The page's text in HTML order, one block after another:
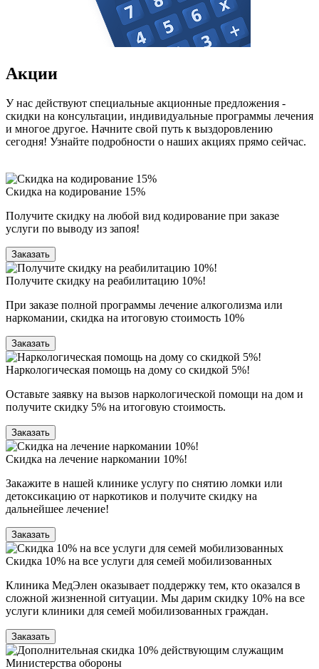
Акции
У нас действуют специальные акционные предложения -
скидки на консультации, индивидуальные программы лечения
и многое другое. Начните свой путь к выздоровлению
сегодня! Узнайте подробности о наших акциях прямо сейчас.
Скидка на кодирование 15%
Получите скидку на любой вид кодирование при заказе
услуги по выводу из запоя!
Заказать
Получите скидку на реабилитацию 10%!
При заказе полной программы лечение алкоголизма или
наркомании, скидка на итоговую стоимость 10%
Заказать
Наркологическая помощь на дому со скидкой 5%!
Оставьте заявку на вызов наркологической помощи на дом и
получите скидку 5% на итоговую стоимость.
Заказать
Скидка на лечение наркомании 10%!
Закажите в нашей клинике услугу по снятию ломки или
детоксикацию от наркотиков и получите скидку на
дальнейшее лечение!
Заказать
Скидка 10% на все услуги для семей мобилизованных
Клиника МедЭлен оказывает поддержку тем, кто оказался в
сложной жизненной ситуации. Мы дарим скидку 10% на все
услуги клиники для семей мобилизованных граждан.
Заказать